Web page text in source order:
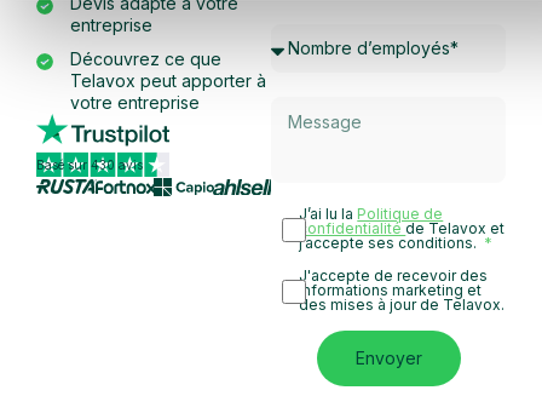
entreprise
Découvrez ce que
Telavox peut apporter à
votre entreprise
Basé sur 430 avis
J’ai lu la Politique de
confidentialitéde Telavox et
j’accepte ses conditions.
J'accepte de recevoir des
informations marketing et
des mises à jour de Telavox.
Envoyer